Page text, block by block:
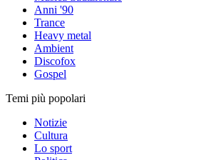
Anni '90
Trance
Heavy metal
Ambient
Discofox
Gospel
Temi più popolari
Notizie
Cultura
Lo sport